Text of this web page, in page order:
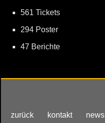
561 Tickets
294 Poster
47 Berichte
zurück kontakt news